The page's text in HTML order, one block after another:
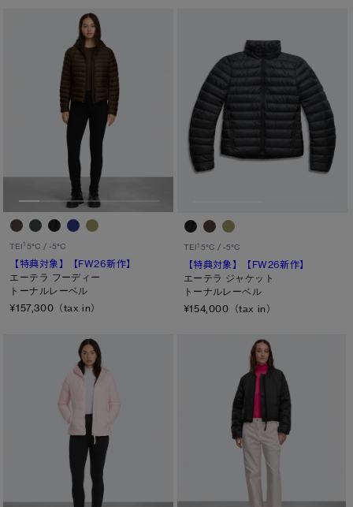
XL
ONESIZE
カラー
ブラック
ブルー系
グリーン系
ベージュ/ブラウン系 パープル系
オレンジ系
TEI1 5°C / -5°C
【特典対象】
【FW26新作】
エーテラ フーディー
トーナルレーベル
¥157,300（tax in）
TEI15°C / -5°C
【特典対象】
【FW26新作】
エーテラ ジャケット
トーナルレーベル
¥154,000（tax in）